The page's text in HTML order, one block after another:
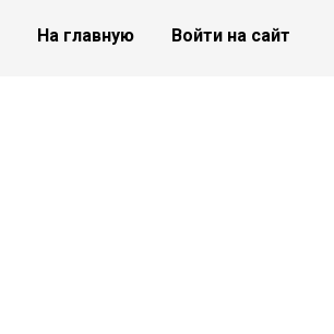
На главную Войти на сайт